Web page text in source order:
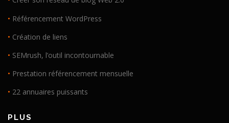
• Référencement WordPress
• Création de liens
• SEMrush, l’outil incontournable
• Prestation référencement mensuelle
• 22 annuaires puissants
PLUS